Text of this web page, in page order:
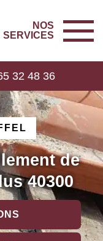
NOS
SERVICES
32 48 36
de
40300